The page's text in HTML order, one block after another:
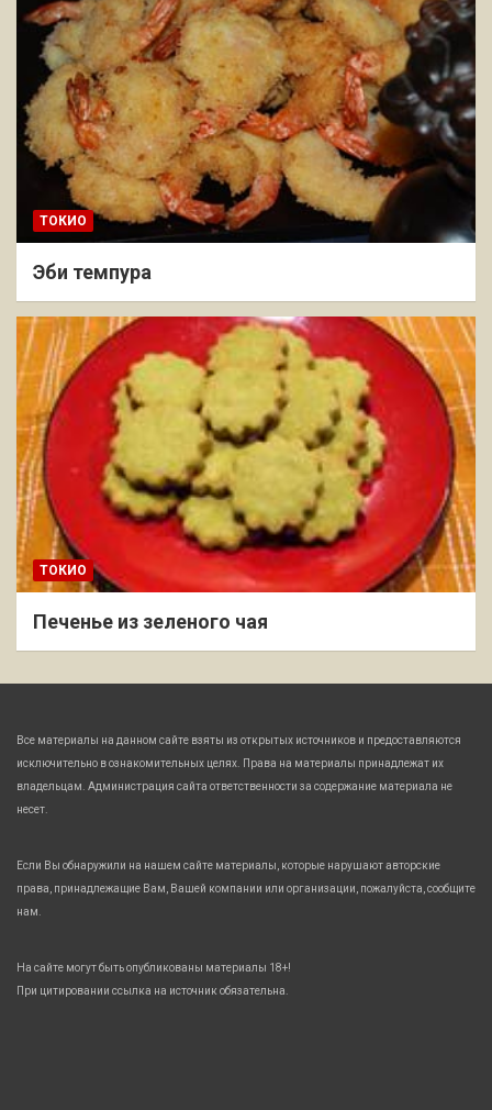
ТОКИО
Эби темпура
ТОКИО
Печенье из зеленого чая
Все материалы на данном сайте взяты из открытых источников и предоставляются
исключительно в ознакомительных целях. Права на материалы принадлежат их
владельцам. Администрация сайта ответственности за содержание материала не
несет.
Если Вы обнаружили на нашем сайте материалы, которые нарушают авторские
права, принадлежащие Вам, Вашей компании или организации, пожалуйста, сообщите
нам.
На сайте могут быть опубликованы материалы 18+!
При цитировании ссылка на источник обязательна.